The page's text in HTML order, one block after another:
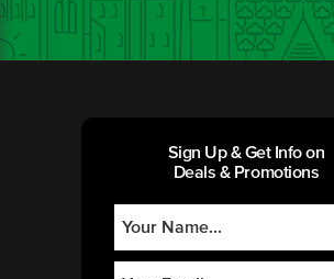
Sign Up & Get Info on
Deals & Promotions